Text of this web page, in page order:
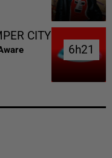
CITY
6h21
6h21